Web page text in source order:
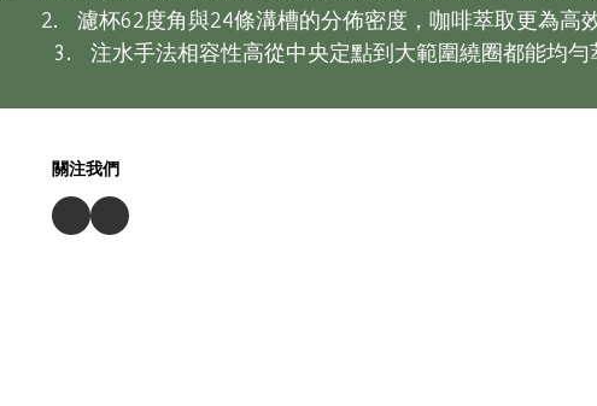
2.    濾杯62度角與24條溝槽的分佈密度，咖啡萃取更為高
3.    注水手法相容性高從中央定點到大範圍繞圈都能均勻
關注我們